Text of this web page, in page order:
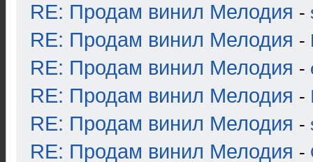
RE: Продам винил Мелодия -
RE: Продам винил Мелодия -
RE: Продам винил Мелодия -
RE: Продам винил Мелодия -
RE: Продам винил Мелодия -
RE: Продам винил Мелодия -